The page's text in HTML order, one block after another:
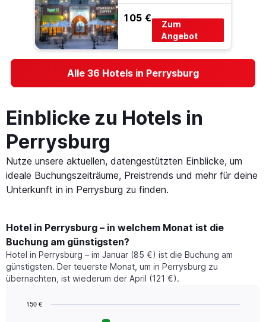
105 €
Zum
Angebot
Alle 36 Hotels in Perrysburg
Einblicke zu Hotels in
Perrysburg
Nutze unsere aktuellen, datengestützten Einblicke, um
ideale Buchungszeiträume, Preistrends und mehr für deine
Unterkunft in in Perrysburg zu finden.
Hotel in Perrysburg – in welchem Monat ist die
Buchung am günstigsten?
Hotel in Perrysburg – im Januar (85 €) ist die Buchung am
günstigsten. Der teuerste Monat, um in Perrysburg zu
übernachten, ist wiederum der April (121 €).
150 €